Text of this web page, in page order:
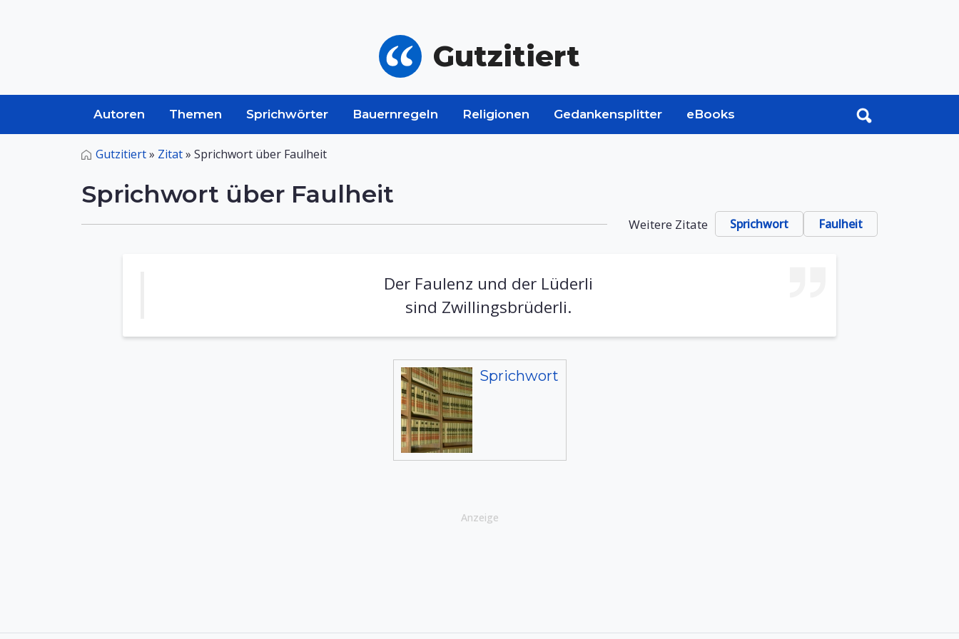
Gutzitiert
Autoren Themen Sprichwörter Bauernregeln Religionen Gedankensplitter eBooks
Gutzitiert» Zitat» Sprichwort über Faulheit
Sprichwort über Faulheit
Weitere Zitate Sprichwort Faulheit
Der Faulenz und der Lüderli
sind Zwillingsbrüderli.
Sprichwort
Anzeige